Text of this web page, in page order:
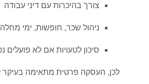
צורך בהיכרות עם דיני עבודה
ניהול שכר, חופשות, ימי מחלה
סיכון לטעויות אם לא פועלים
לכן, העסקה פרטית מתאימה בעיקר